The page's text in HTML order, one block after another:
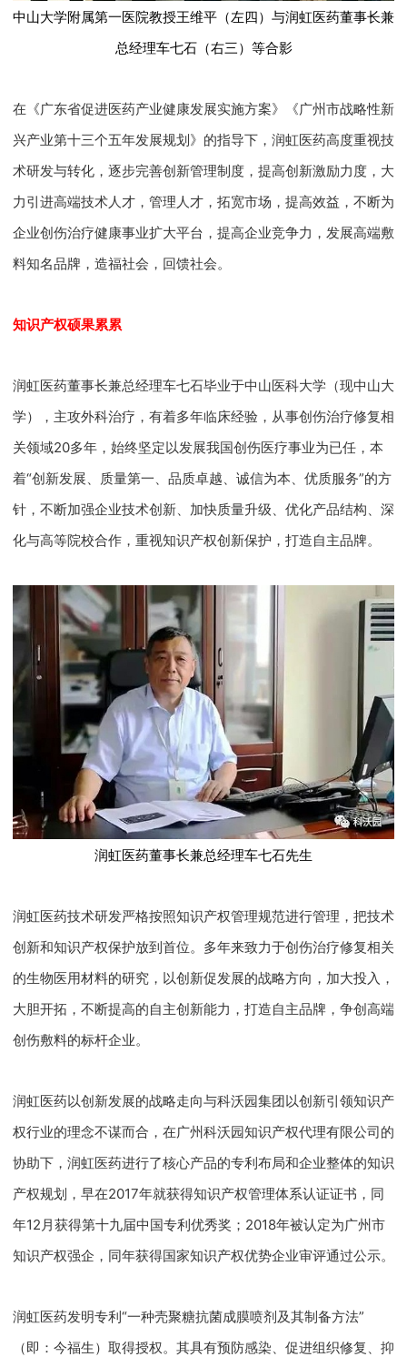
中山大学附属第一医院教授王维平（左四）与润虹医药董事长兼
总经理车七石（右三）等合影
在《广东省促进医药产业健康发展实施方案》《广州市战略性新
兴产业第十三个五年发展规划》的指导下，润虹医药高度重视技
术研发与转化，逐步完善创新管理制度，提高创新激励力度，大
力引进高端技术人才，管理人才，拓宽市场，提高效益，不断为
企业创伤治疗健康事业扩大平台，提高企业竞争力，发展高端敷
料知名品牌，造福社会，回馈社会。
知识产权硕果累累
润虹医药董事长兼总经理车七石毕业于中山医科大学（现中山大
学），主攻外科治疗，有着多年临床经验，从事创伤治疗修复相
关领域20多年，始终坚定以发展我国创伤医疗事业为已任，本
着“创新发展、质量第一、品质卓越、诚信为本、优质服务”的方
针，不断加强企业技术创新、加快质量升级、优化产品结构、深
化与高等院校合作，重视知识产权创新保护，打造自主品牌。
润虹医药董事长兼总经理车七石先生
润虹医药技术研发严格按照知识产权管理规范进行管理，把技术
创新和知识产权保护放到首位。多年来致力于创伤治疗修复相关
的生物医用材料的研究，以创新促发展的战略方向，加大投入，
大胆开拓，不断提高的自主创新能力，打造自主品牌，争创高端
创伤敷料的标杆企业。
润虹医药以创新发展的战略走向与科沃园集团以创新引领知识产
权行业的理念不谋而合，在广州科沃园知识产权代理有限公司的
协助下，润虹医药进行了核心产品的专利布局和企业整体的知识
产权规划，早在2017年就获得知识产权管理体系认证证书，同
年12月获得第十九届中国专利优秀奖；2018年被认定为广州市
知识产权强企，同年获得国家知识产权优势企业审评通过公示。
润虹医药发明专利“一种壳聚糖抗菌成膜喷剂及其制备方法”
（即：今福生）取得授权。其具有预防感染、促进组织修复、抑